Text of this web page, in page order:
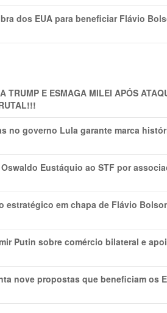
dos EUA para beneficiar Flávio
TRUMP E ESMAGA MILEI APÓS
no governo Lula garante marca
Eustáquio ao STF por
estratégico em chapa de Flávio
Putin sobre comércio bilateral e
nove propostas que beneficiam os